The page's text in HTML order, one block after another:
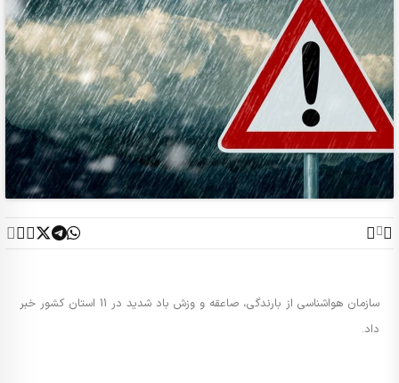
سازمان هواشناسی از بارندگی، صاعقه و وزش باد شدید در 11 استان کشور خبر
داد.